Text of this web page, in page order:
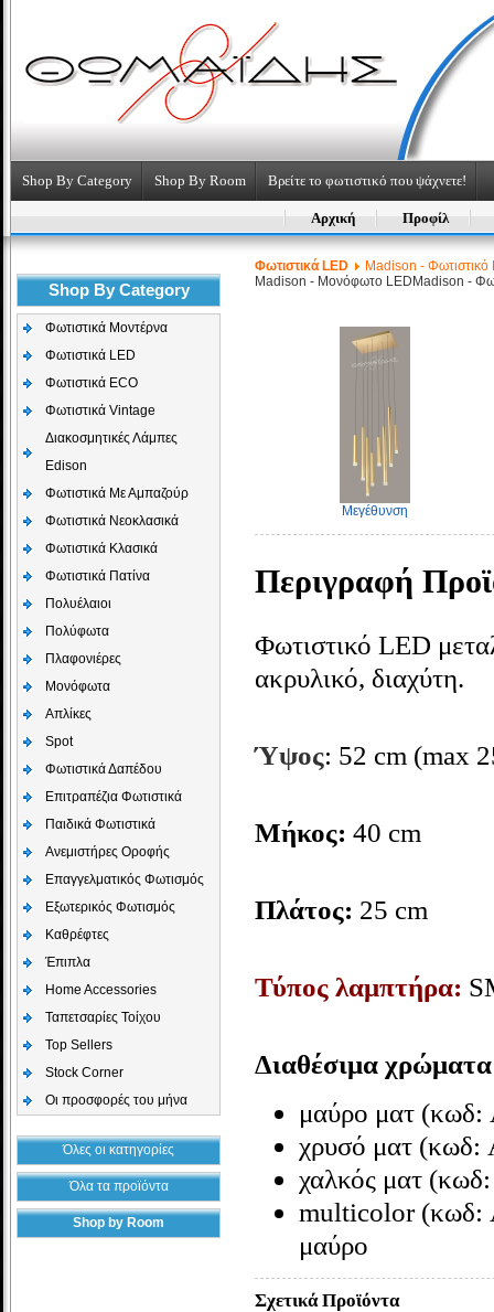
Shop By Category Shop By Room Βρείτε το φωτιστικό που ψάχνετε!
Αρχική Προφίλ
Shop By Category
Φωτιστικά Μοντέρνα
Φωτιστικά LED
Φωτιστικά ECO
Φωτιστικά Vintage
Διακοσμητικές Λάμπες
Edison
Φωτιστικά Με Αμπαζούρ
Φωτιστικά Νεοκλασικά
Φωτιστικά Κλασικά
Φωτιστικά Πατίνα
Πολυέλαιοι
Πολύφωτα
Πλαφονιέρες
Μονόφωτα
Απλίκες
Spot
Φωτιστικά Δαπέδου
Επιτραπέζια Φωτιστικά
Παιδικά Φωτιστικά
Aνεμιστήρες Οροφής
Επαγγελματικός Φωτισμός
Εξωτερικός Φωτισμός
Καθρέφτες
Έπιπλα
Home Accessories
Ταπετσαρίες Τοίχου
Top Sellers
Stock Corner
Οι προσφορές του μήνα
Όλες οι κατηγορίες
Όλα τα προϊόντα
Shop by Room
Φωτιστικά LED
Madison -
Madison - Μονόφωτο LED Madison -
Μεγέθυνση
Περιγραφή
Φωτιστικό LED
ακρυλικό, διαχύτη.
Ύψος: 52 cm (max
Μήκος: 40 cm
Πλάτος: 25 cm
Τύπος λαμπτήρα:
Διαθέσιμα
μαύρο ματ
χρυσό ματ
χαλκός ματ
multicolor (κωδ:
μαύρο
Σχετικά Προϊόντα